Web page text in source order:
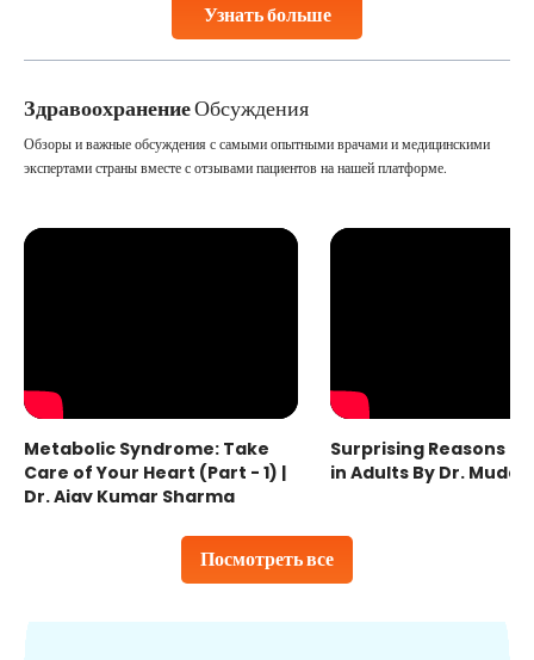
Узнать больше
ЗдравоохранениеОбсуждения
Посмотреть все
Обзоры и важные обсуждения с самыми опытными врачами и медицинскими
экспертами страны вместе с отзывами пациентов на нашей платформе.
Metabolic Syndrome: Take
Care of Your Heart (Part - 1) |
Dr. Ajay Kumar Sharma
Surprising Reasons
in Adults By Dr.